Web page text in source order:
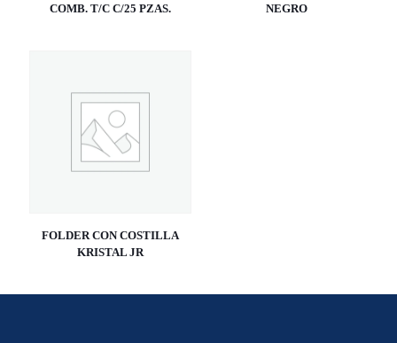
COMB. T/C C/25 PZAS.
NEGRO
FOLDER CON COSTILLA
KRISTAL JR